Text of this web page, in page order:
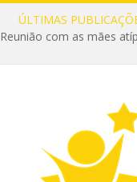
ÚLTIMAS
Reunião com as mães